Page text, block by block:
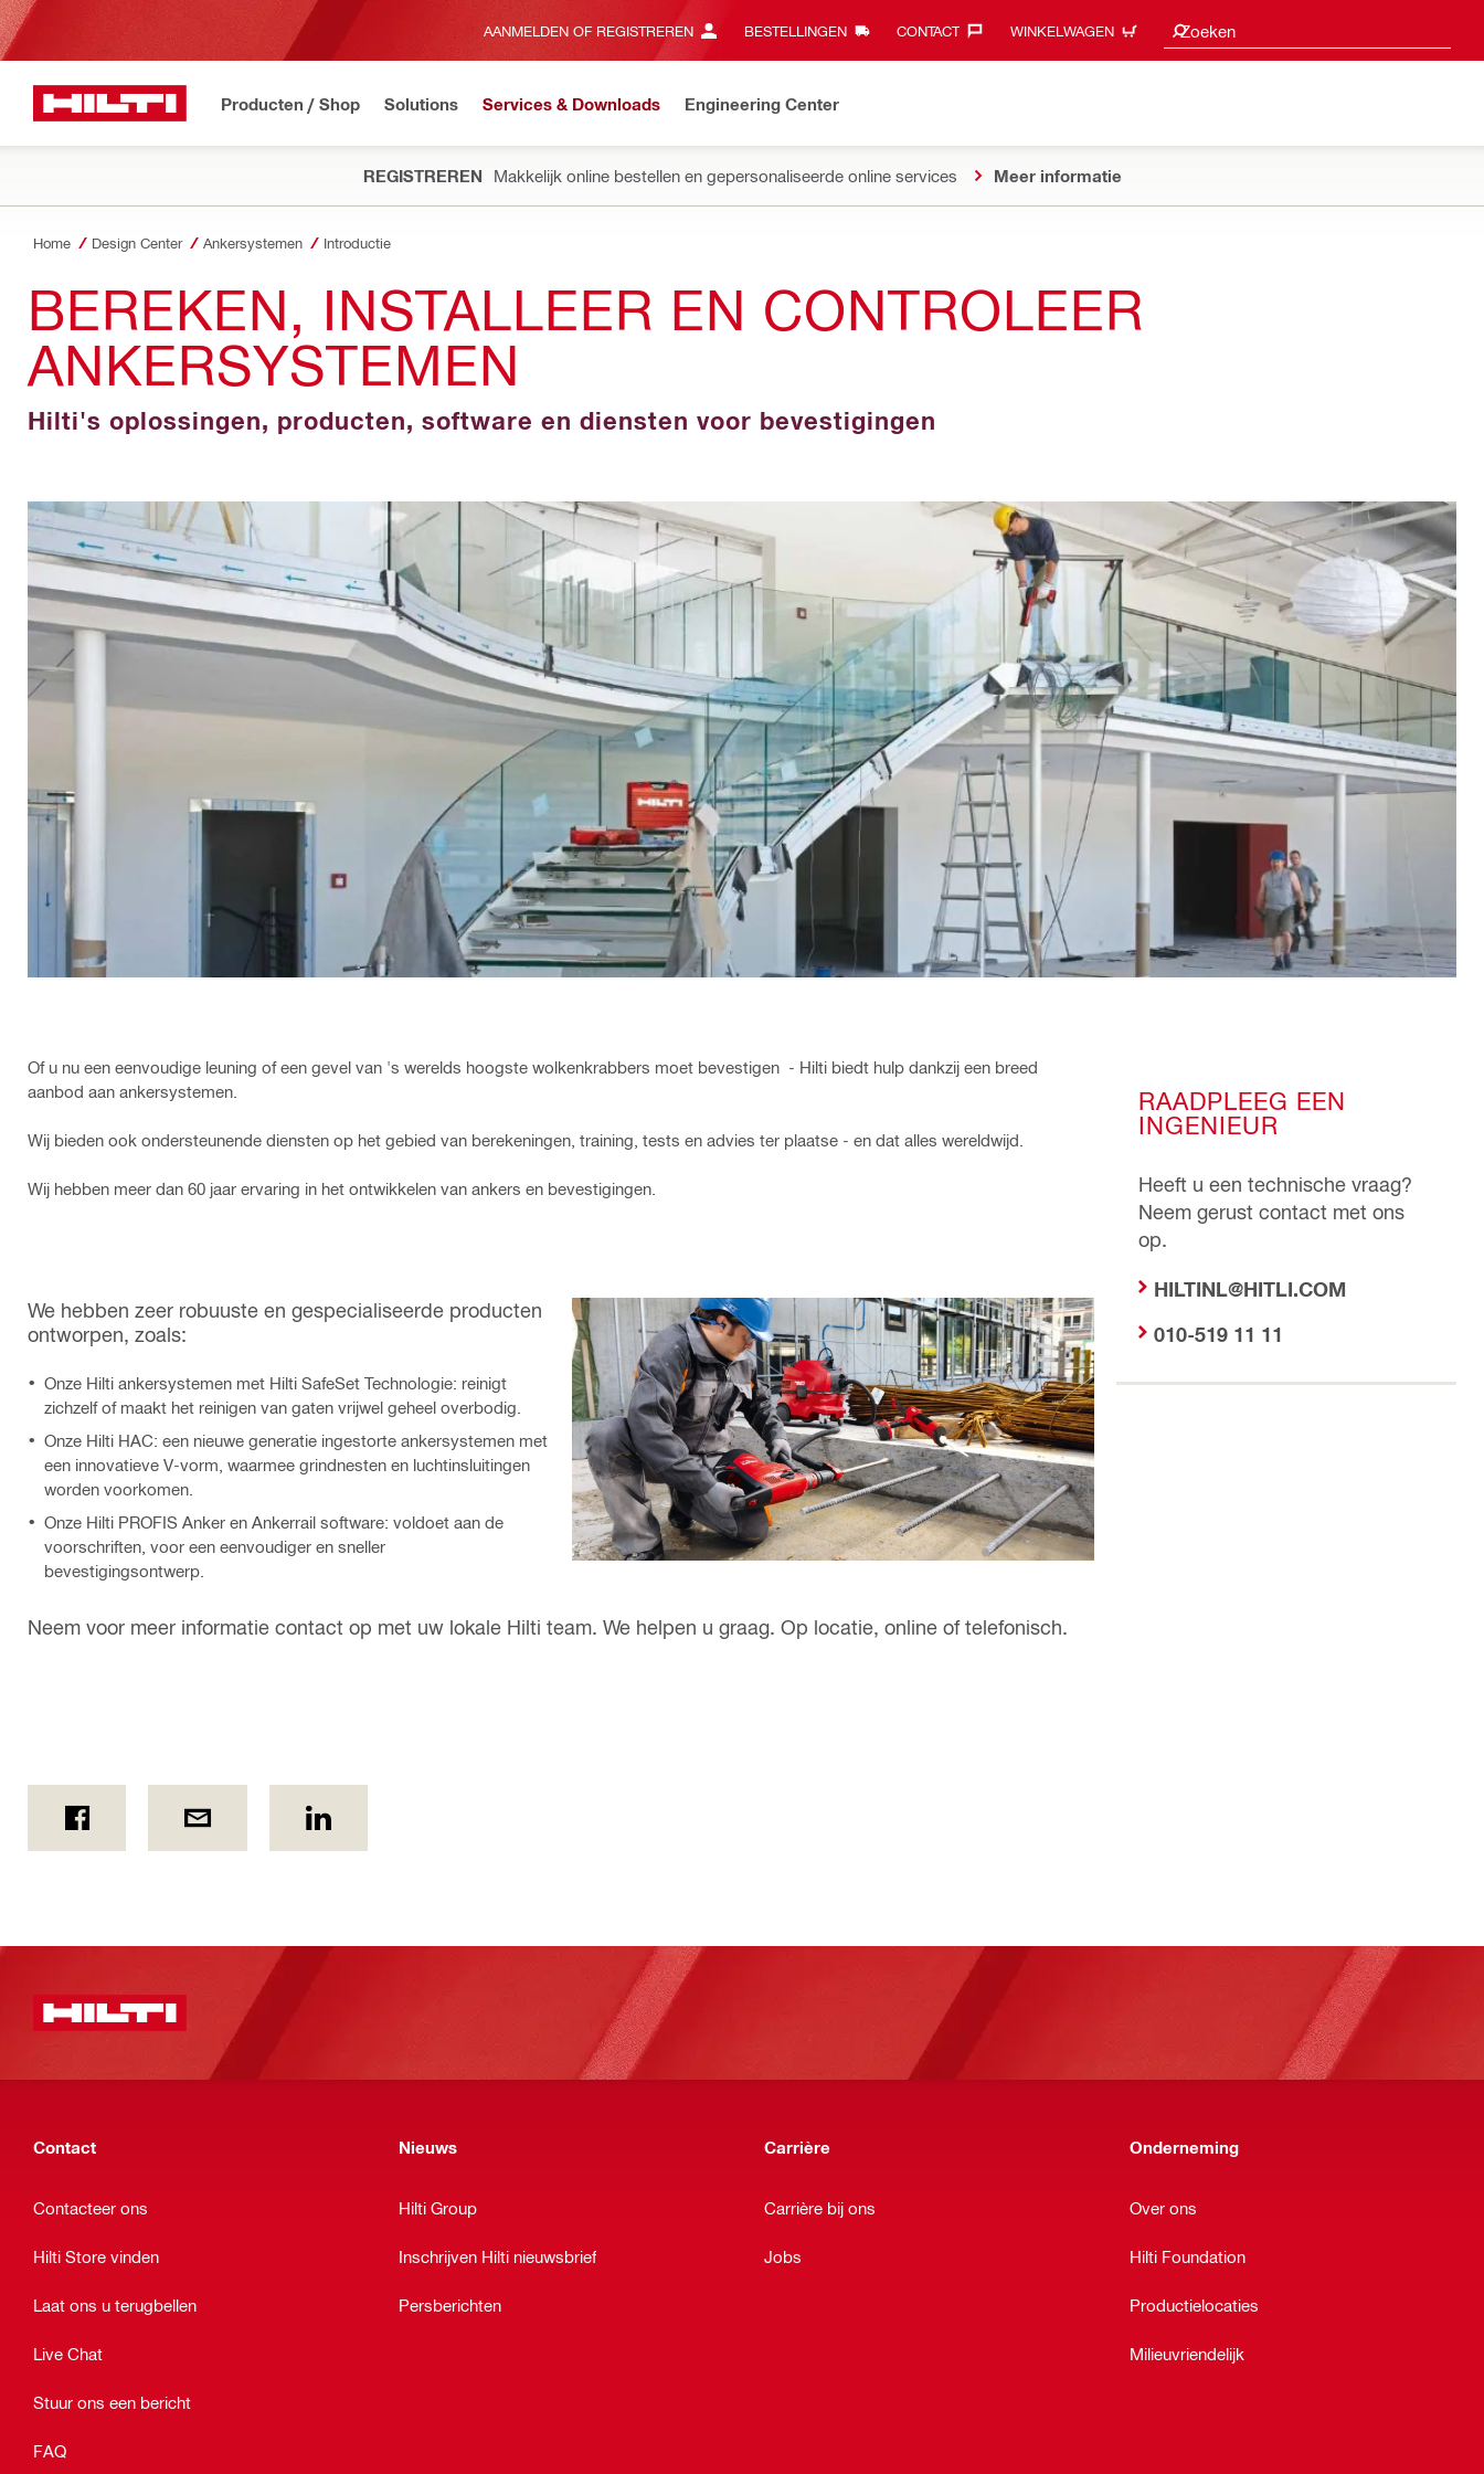
AANMELDEN OF REGISTREREN BESTELLINGEN CONTACT‎ WINKELWAGEN Zoeken
Zoeksuggesties
Producten / Shop Solutions Services & Downloads Engineering Center
REGISTREREN Makkelijk online bestellen en gepersonaliseerde online services Meer informatie
Home Design Center Ankersystemen Introductie
BEREKEN, INSTALLEER EN CONTROLEER
ANKERSYSTEMEN
Hilti's oplossingen, producten, software en diensten voor bevestigingen
Of u nu een eenvoudige leuning of een gevel van 's werelds hoogste wolkenkrabbers moet bevestigen - Hilti biedt hulp dankzij een breed
aanbod aan ankersystemen.
Wij bieden ook ondersteunende diensten op het gebied van berekeningen, training, tests en advies ter plaatse - en dat alles wereldwijd.
Wij hebben meer dan 60 jaar ervaring in het ontwikkelen van ankers en bevestigingen.
We hebben zeer robuuste en gespecialiseerde producten
ontworpen, zoals:
Onze Hilti ankersystemen met Hilti SafeSet Technologie: reinigt
zichzelf of maakt het reinigen van gaten vrijwel geheel overbodig.
Onze Hilti HAC: een nieuwe generatie ingestorte ankersystemen met
een innovatieve V-vorm, waarmee grindnesten en luchtinsluitingen
worden voorkomen.
Onze Hilti PROFIS Anker en Ankerrail software: voldoet aan de
voorschriften, voor een eenvoudiger en sneller
bevestigingsontwerp.
Neem voor meer informatie contact op met uw lokale Hilti team. We helpen u graag. Op locatie, online of telefonisch.
RAADPLEEG EEN
INGENIEUR
Heeft u een technische vraag?
Neem gerust contact met ons
op.
HILTINL@HITLI.COM
010-519 11 11
Contact
Contacteer ons
Hilti Store vinden
Laat ons u terugbellen
Live Chat
Stuur ons een bericht
FAQ
Nieuws
Hilti Group
Inschrijven Hilti nieuwsbrief
Persberichten
Carrière
Carrière bij ons
Jobs
Onderneming
Over ons
Hilti Foundation
Productielocaties
Milieuvriendelijk